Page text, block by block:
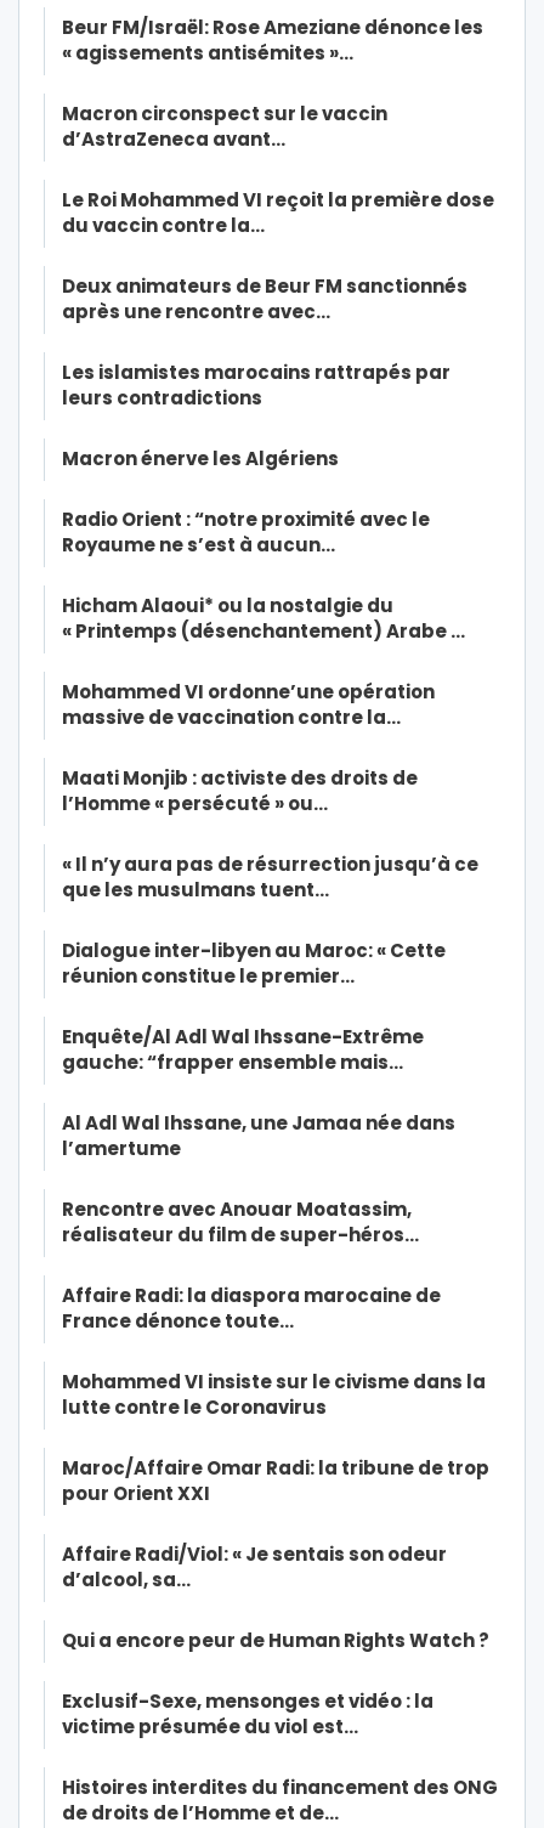
Beur FM/Israël: Rose Ameziane dénonce les
« agissements antisémites »…
Macron circonspect sur le vaccin
d’AstraZeneca avant…
Le Roi Mohammed VI reçoit la première dose
du vaccin contre la…
Deux animateurs de Beur FM sanctionnés
après une rencontre avec…
Les islamistes marocains rattrapés par
leurs contradictions
Macron énerve les Algériens
Radio Orient : “notre proximité avec le
Royaume ne s’est à aucun…
Hicham Alaoui* ou la nostalgie du
« Printemps (désenchantement) Arabe …
Mohammed VI ordonne’une opération
massive de vaccination contre la…
Maati Monjib : activiste des droits de
l’Homme « persécuté » ou…
« Il n’y aura pas de résurrection jusqu’à ce
que les musulmans tuent…
Dialogue inter-libyen au Maroc: « Cette
réunion constitue le premier…
Enquête/Al Adl Wal Ihssane-Extrême
gauche: “frapper ensemble mais…
Al Adl Wal Ihssane, une Jamaa née dans
l’amertume
Rencontre avec Anouar Moatassim,
réalisateur du film de super-héros…
Affaire Radi: la diaspora marocaine de
France dénonce toute…
Mohammed VI insiste sur le civisme dans la
lutte contre le Coronavirus
Maroc/Affaire Omar Radi: la tribune de trop
pour Orient XXI
Affaire Radi/Viol: « Je sentais son odeur
d’alcool, sa…
Qui a encore peur de Human Rights Watch ?
Exclusif-Sexe, mensonges et vidéo : la
victime présumée du viol est…
Histoires interdites du financement des ONG
de droits de l’Homme et de…